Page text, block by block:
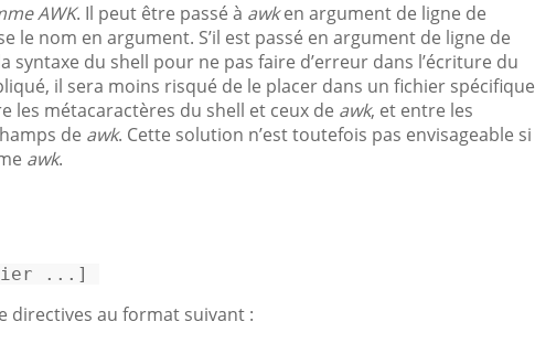
AWK. Il peut être passé à awken argument de ligne de
le nom en argument. S’il est passé en argument de ligne de
du shell pour ne pas faire d’erreur dans l’écriture du
il sera moins risqué de le placer dans un fichier spécifique
les métacaractères du shell et ceux de awk, et entre les
de awk. Cette solution n’est toutefois pas envisageable si
awk.
...]
directives au format suivant :